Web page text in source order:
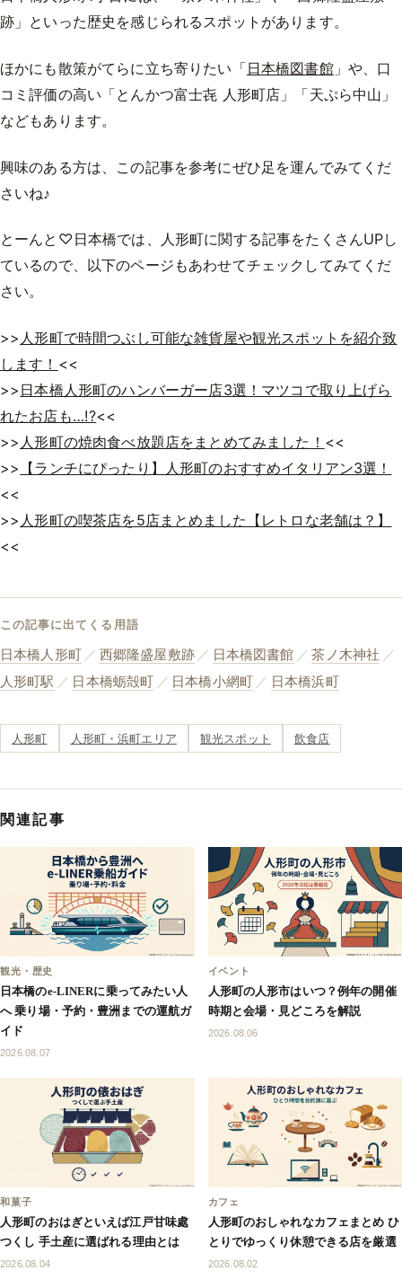
跡」といった歴史を感じられるスポットがあります。
ほかにも散策がてらに立ち寄りたい「日本橋図書館」や、口
コミ評価の高い「とんかつ富士㐂 人形町店」「天ぷら中山」
などもあります。
興味のある方は、この記事を参考にぜひ足を運んでみてくだ
さいね♪
とーんと♡日本橋では、人形町に関する記事をたくさんUPし
ているので、以下のページもあわせてチェックしてみてくだ
さい。
>> 人形町で時間つぶし可能な雑貨屋や観光スポットを紹介致
します！ <<
>> 日本橋人形町のハンバーガー店3選！マツコで取り上げら
れたお店も…!?<<
>> 人形町の焼肉食べ放題店をまとめてみました！ <<
>> 【ランチにぴったり】人形町のおすすめイタリアン3選！
<<
>> 人形町の喫茶店を5店まとめました【レトロな老舗は？】
<<
この記事に出てくる用語
日本橋人形町 ／ 西郷隆盛屋敷跡 ／ 日本橋図書館 ／ 茶ノ木神社 ／
人形町駅 ／ 日本橋蛎殻町 ／ 日本橋小網町 ／ 日本橋浜町
人形町 人形町・浜町エリア 観光スポット 飲食店
関連記事
観光・歴史
日本橋のe-LINERに乗ってみたい人
へ 乗り場・予約・豊洲までの運航ガ
イド
2026.08.07
イベント
人形町の人形市はいつ？例年の開催
時期と会場・見どころを解説
2026.08.06
和菓子
人形町のおはぎといえば江戸甘味處
つくし 手土産に選ばれる理由とは
2026.08.04
カフェ
人形町のおしゃれなカフェまとめ ひ
とりでゆっくり休憩できる店を厳選
2026.08.02